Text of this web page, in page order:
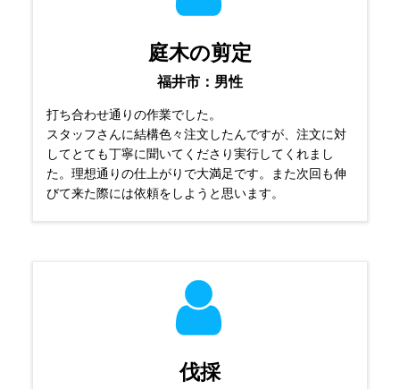
庭木の剪定
福井市：男性
打ち合わせ通りの作業でした。
スタッフさんに結構色々注文したんですが、注文に対
してとても丁寧に聞いてくださり実行してくれまし
た。理想通りの仕上がりで大満足です。また次回も伸
びて来た際には依頼をしようと思います。
伐採